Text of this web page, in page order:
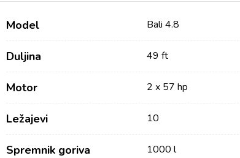
Model Bali 4.8
Duljina 49 ft
Motor 2 x 57 hp
Ležajevi 10
Spremnik goriva 1000 l